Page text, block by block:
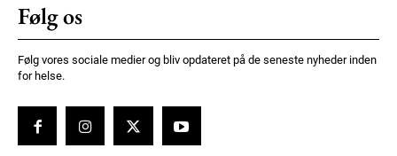
Følg os
Følg vores sociale medier og bliv opdateret på de seneste nyheder inden
for helse.